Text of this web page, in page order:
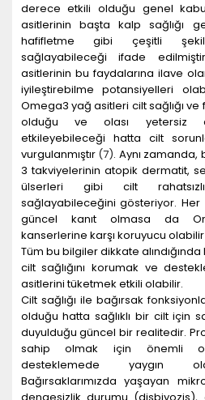
derece etkili olduğu genel
asitlerinin başta kalp sağlığı
hafifletme gibi çeşitli
sağlayabileceği ifade
asitlerinin bu faydalarına ilave
iyileştirebilme potansiyelleri
Omega3 yağ asitleri cilt sağlığı
olduğu ve olası yetersiz
etkileyebileceği hatta cilt
vurgulanmıştır (7). Aynı zamanda,
3 takviyelerinin atopik dermatit,
ülserleri gibi cilt
sağlayabileceğini gösteriyor.
güncel kanıt olmasa da
kanserlerine karşı koruyucu
Tüm bu bilgiler dikkate
cilt sağlığını korumak ve
asitlerini tüketmek etkili olabilir.
Cilt sağlığı ile bağırsak
olduğu hatta sağlıklı bir cilt için
duyulduğu güncel bir realitedir.
sahip olmak için önemli
desteklemede yaygın
Bağırsaklarımızda yaşayan